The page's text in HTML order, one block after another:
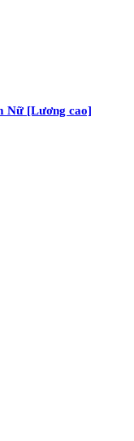
Nữ [Lương cao]